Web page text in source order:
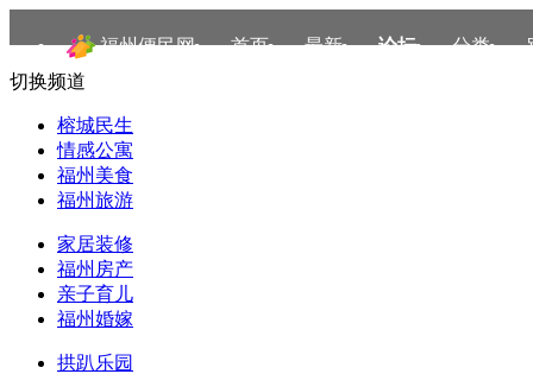
福州便民网 首页 最新 论坛 分类
切换频道
榕城民生
情感公寓
福州美食
福州旅游
家居装修
福州房产
亲子育儿
福州婚嫁
拱趴乐园